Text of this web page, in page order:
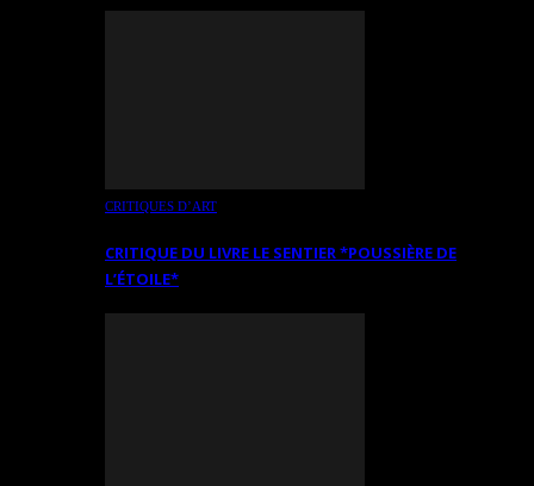
CRITIQUES D’ART
CRITIQUE DU LIVRE LE SENTIER *POUSSIÈRE DE
L’ÉTOILE*